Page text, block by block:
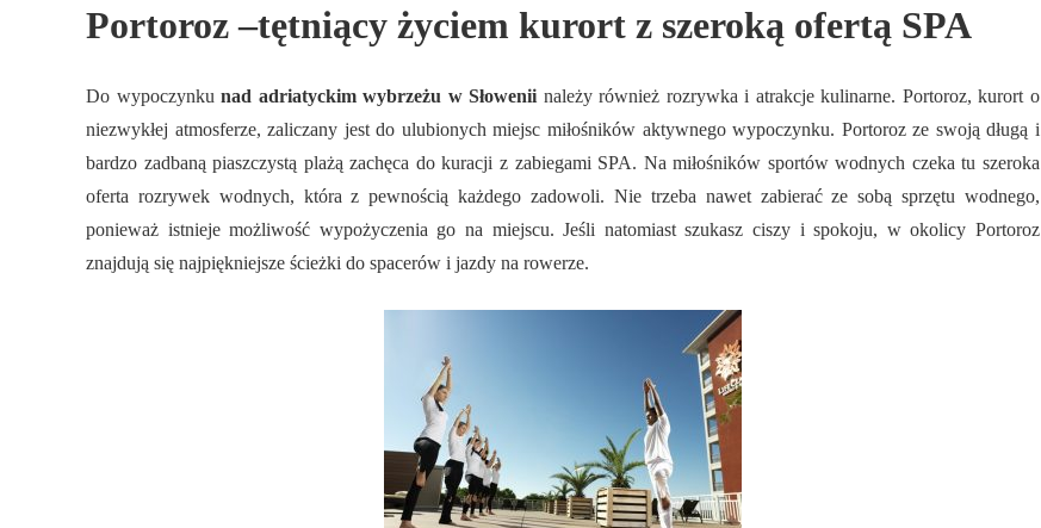
Portoroz –tętniący życiem kurort z szeroką ofertą SPA
Do wypoczynkunad adriatyckim wybrzeżu w Słowenii należy również rozrywka i atrakcje kulinarne. Portoroz, kurort o
niezwykłej atmosferze, zaliczany jest do ulubionych miejsc miłośników aktywnego wypoczynku. Portoroz ze swoją długą i
bardzo zadbaną piaszczystą plażą zachęca do kuracji z zabiegami SPA. Na miłośników sportów wodnych czeka tu szeroka
oferta rozrywek wodnych, która z pewnością każdego zadowoli. Nie trzeba nawet zabierać ze sobą sprzętu wodnego,
ponieważ istnieje możliwość wypożyczenia go na miejscu. Jeśli natomiast szukasz ciszy i spokoju, w okolicy Portoroz
znajdują się najpiękniejsze ścieżki do spacerów i jazdy na rowerze.